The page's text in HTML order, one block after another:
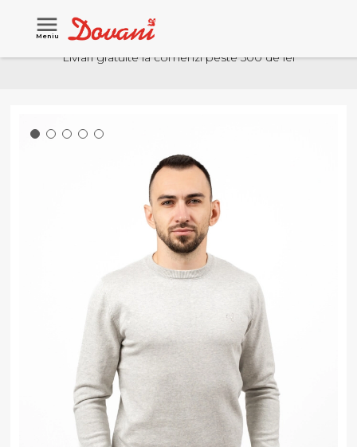
Meniu
Livrari gratuite la comenzi peste 500 de lei